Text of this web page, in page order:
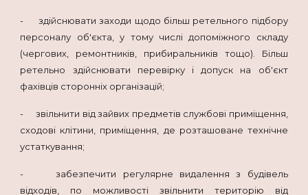
- здійснювати заходи щодо більш ретельного підбору
персоналу об'єкта, у тому числі допоміжного складу
(чергових, ремонтників, прибиральників тощо). Більш
ретельно здійснювати перевірку і допуск на об'єкт
фахівців сторонніх організацій;
- звільнити від зайвих предметів службові приміщення,
сходові клітини, приміщення, де розташоване технічне
устаткування;
- забезпечити регулярне видалення з будівель
відходів, по можливості звільнити територію від